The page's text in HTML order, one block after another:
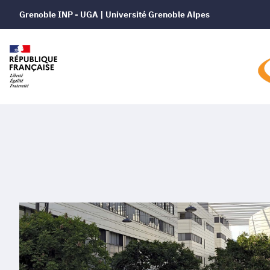
Grenoble INP - UGA | Université Grenoble Alpes